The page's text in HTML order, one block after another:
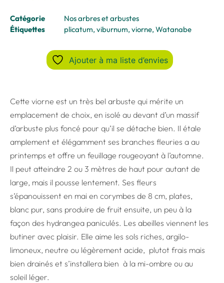
Catégorie
Nos arbres et arbustes
Étiquettes
plicatum, viburnum, viorne, Watanabe
Ajouter à ma liste d’envies
Cette viorne est un très bel arbuste qui mérite un
emplacement de choix, en isolé au devant d’un massif
d’arbuste plus foncé pour qu’il se détache bien. Il étale
amplement et élégamment ses branches fleuries a au
printemps et offre un feuillage rougeoyant à l’automne.
Il peut atteindre 2 ou 3 mètres de haut pour autant de
large, mais il pousse lentement. Ses fleurs
s’épanouissent en mai en corymbes de 8 cm, plates,
blanc pur, sans produire de fruit ensuite, un peu à la
façon des hydrangea paniculés. Les abeilles viennent les
butiner avec plaisir. Elle aime les sols riches, argilo-
limoneux, neutre ou légèrement acide, plutot frais mais
bien drainés et s’installera bien à la mi-ombre ou au
soleil léger.